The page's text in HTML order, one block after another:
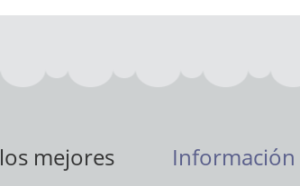
los mejores Información